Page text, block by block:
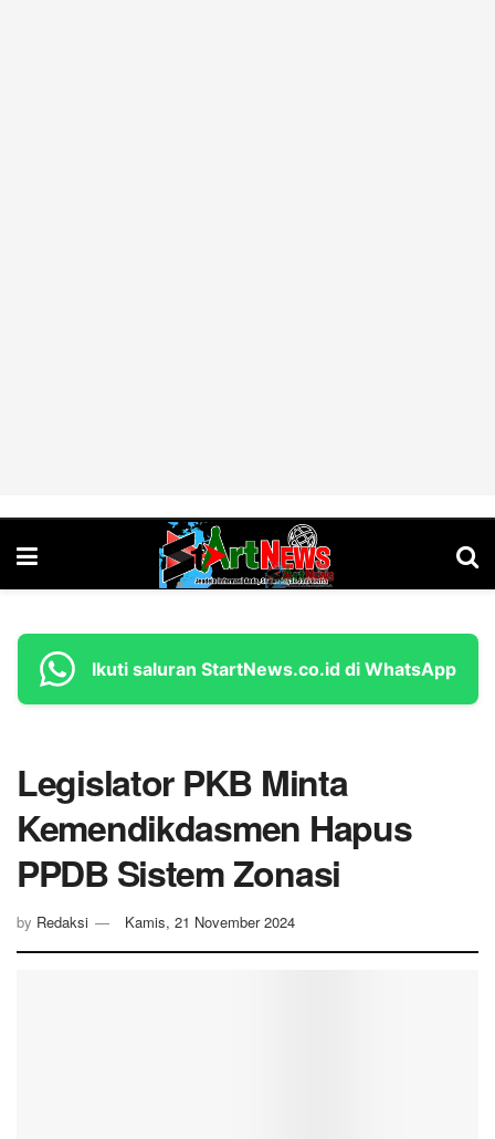
Ikuti saluran StartNews.co.id di WhatsApp
Legislator PKB Minta
Kemendikdasmen Hapus
PPDB Sistem Zonasi
by Redaksi Kamis, 21 November 2024